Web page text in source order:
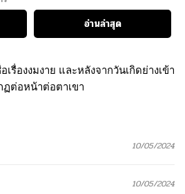
อ่านล่าสุด
รื่องงมงาย และหลังจากวันเกิดย่างเข้า
ฏต่อหน้าต่อตาเขา
10/05/2024
10/05/2024